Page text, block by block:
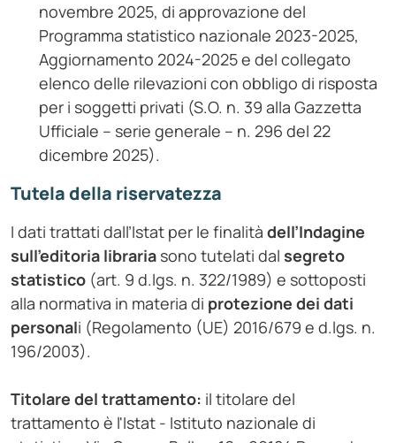
novembre 2025, di approvazione del
Programma statistico nazionale 2023-2025,
Aggiornamento 2024-2025 e del collegato
elenco delle rilevazioni con obbligo di risposta
per i soggetti privati (S.O. n. 39 alla Gazzetta
Ufficiale – serie generale – n. 296 del 22
dicembre 2025).
Tutela della riservatezza
I dati trattati dall’Istat per le finalità dell’Indagine
sull’editoria libraria sono tutelati dal segreto
statistico (art. 9 d.lgs. n. 322/1989) e sottoposti
alla normativa in materia di protezione dei dati
personali (Regolamento (UE) 2016/679 e d.lgs. n.
196/2003).
Titolare del trattamento: il titolare del
trattamento è l'Istat - Istituto nazionale di